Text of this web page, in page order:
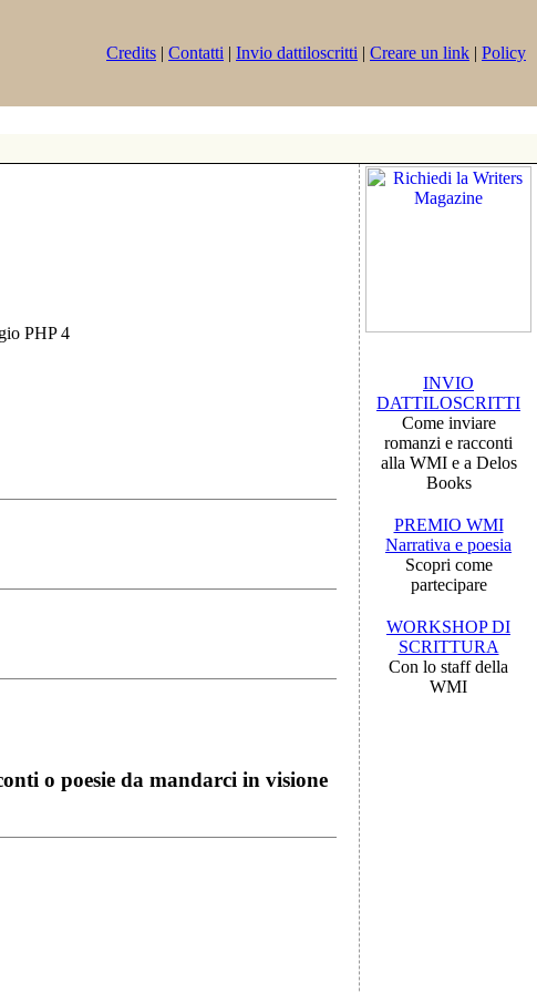
Credits | Contatti | Invio dattiloscritti | Creare un link | Policy
PHP 4
o poesie da mandarci in visione
INVIO
DATTILOSCRITTI
Come inviare
romanzi e racconti
alla WMI e a Delos
Books
PREMIO WMI
Narrativa e poesia
Scopri come
partecipare
WORKSHOP DI
SCRITTURA
Con lo staff della
WMI